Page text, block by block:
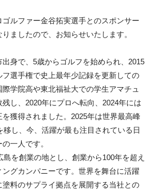
ルファー金谷拓実選手とのスポンサー
ましたので、お知らせいたします。
身で、5歳からゴルフを始められ、2015
選手権で史上最年少記録を更新しての
学院高や東北福祉大での学生アマチュ
し、2020年にプロへ転向、2024年には
獲得されました。2025年は世界最高峰
し、今、活躍が最も注目されている日
一人です。
を創業の地とし、創業から100年を超え
グカンパニーです。世界を舞台に活躍
料のサプライ拠点を展開する当社との